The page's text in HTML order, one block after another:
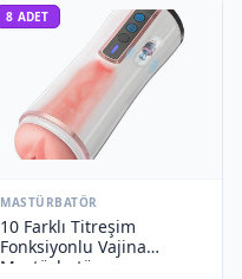
8 ADET
MASTÜRBATÖR
10 Farklı Titreşim
Fonksiyonlu Vajina
Mastürbatör